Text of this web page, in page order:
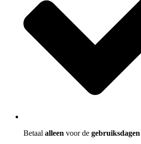
Betaal alleen voor de gebruiksdagen